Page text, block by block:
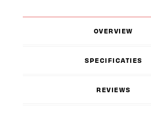
OVERVIEW
SPECIFICATIES
REVIEWS